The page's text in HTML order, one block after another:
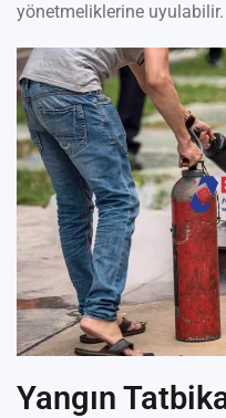
yönetmeliklerine uyulabilir.
Yangın